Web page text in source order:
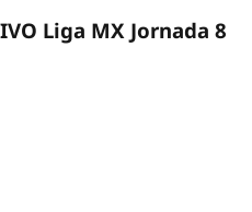
Liga MX Jornada 8